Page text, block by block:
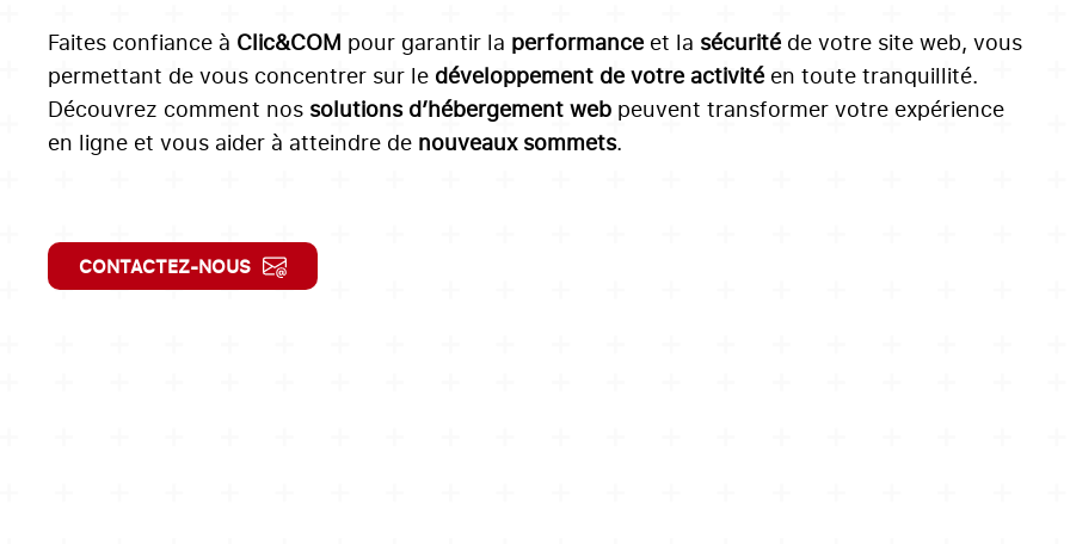
Faites confiance à Clic&COM pour garantir la performance et la sécurité de votre site web, vous
permettant de vous concentrer sur le développement de votre activité en toute tranquillité.
Découvrez comment nos solutions d’hébergement web peuvent transformer votre expérience
en ligne et vous aider à atteindre de nouveaux sommets.
CONTACTEZ-NOUS